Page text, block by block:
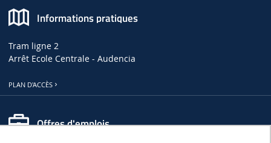
Informations pratiques
Tram ligne 2
Arrêt Ecole Centrale - Audencia
PLAN D'ACCÈS
Offres d'emplois